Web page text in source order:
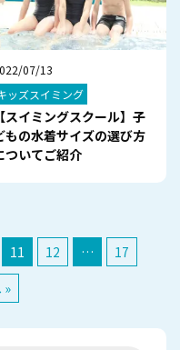
07/13
ッズスイミング
【スイミングスクール】子
もの水着サイズの選び方
ついてご紹介
11 12 …
17
»